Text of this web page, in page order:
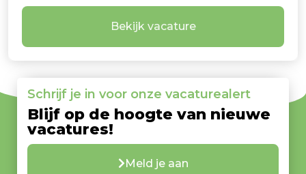
Bekijk vacature
Schrijf je in voor onze vacaturealert
Blijf op de hoogte van nieuwe
vacatures!
Meld je aan